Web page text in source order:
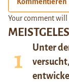
Unter
Kommentieren
Your comment will